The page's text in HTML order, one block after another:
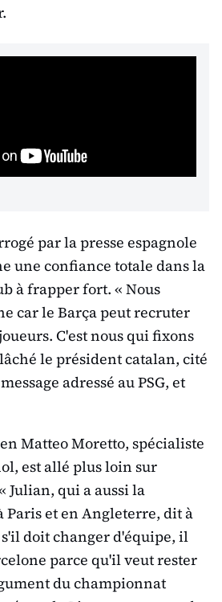
par la presse espagnole
une confiance totale dans la
à frapper fort. « Nous
car le Barça peut recruter
C'est nous qui fixons
le président catalan, cité
adressé au PSG, et
Matteo Moretto, spécialiste
est allé plus loin sur
Julian, qui a aussi la
et en Angleterre, dit à
doit changer d'équipe, il
parce qu'il veut rester
du championnat